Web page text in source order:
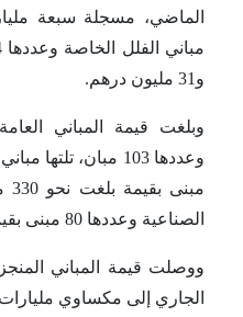
و31 مليون درهم.
الصناعية وعددها 80 مبنى بقيمة 259 مليون درهم.
ووصلت قيمة المباني